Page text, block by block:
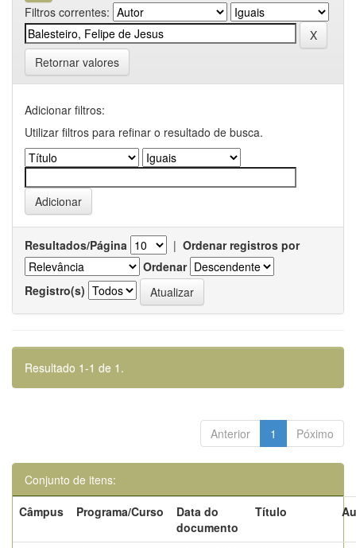
Filtros correntes:
Retornar valores
Adicionar filtros:
Utilizar filtros para refinar o resultado de busca.
Resultados/Página | Ordenar registros por
Ordenar
Registro(s)
Resultado 1-1 de 1.
Anterior 1 Póximo
Conjunto de itens:
Câmpus
Programa/Curso
Data do
documento
Título